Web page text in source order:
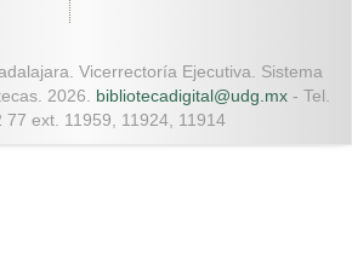
Vicerrectoría Ejecutiva. Sistema
2026. bibliotecadigital@udg.mx - Tel.
77 ext. 11959, 11924, 11914